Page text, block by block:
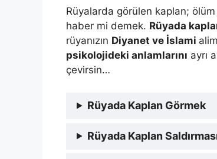
Rüyalarda görülen kaplan;
haber mi demek. Rüyada
rüyanızın Diyanet ve İslami
psikolojideki anlamlarını ayrı
çevirsin…
Rüyada Kaplan Görmek
Rüyada Kaplan